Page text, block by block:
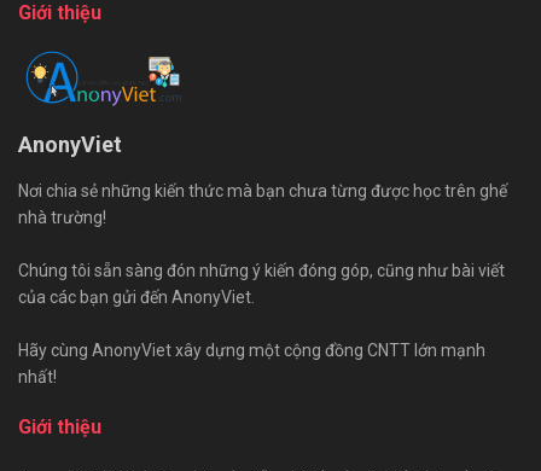
Giới thiệu
AnonyViet
Nơi chia sẻ những kiến thức mà bạn chưa từng được học trên ghế
nhà trường!
Chúng tôi sẵn sàng đón những ý kiến đóng góp, cũng như bài viết
của các bạn gửi đến AnonyViet.
Hãy cùng AnonyViet xây dựng một cộng đồng CNTT lớn mạnh
nhất!
Giới thiệu